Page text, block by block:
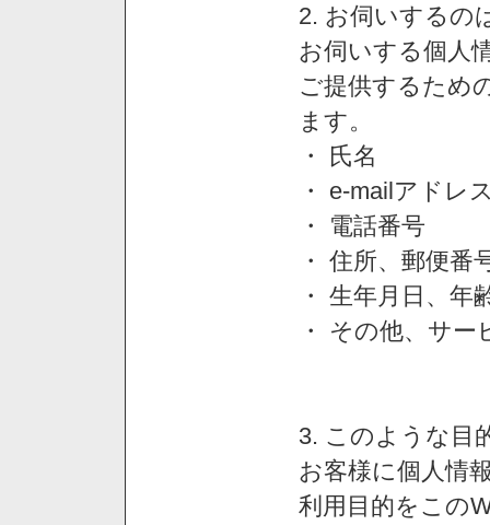
2. お伺いするの
お伺いする個人
ご提供するため
ます。
・ 氏名
・ e-mailアドレ
・ 電話番号
・ 住所、郵便番
・ 生年月日、年
・ その他、サ
3. このような目
お客様に個人情
利用目的をこの